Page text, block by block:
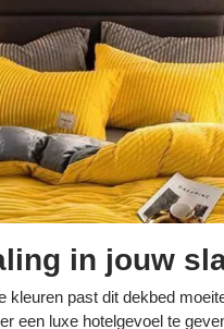
in jouw
kleuren past dit dekbed
een luxe hotelgevoel te